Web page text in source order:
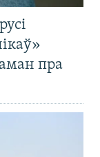
пра